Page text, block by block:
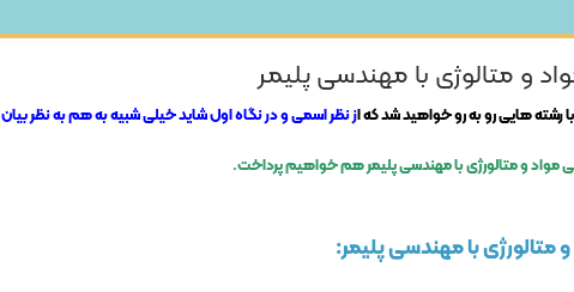
و متالوژی با مهندسی پلیمر
رشتههایی رو به رو خواهید شد که از نظر اسمی و در نگاه اول شاید خیلی شبیه به هم به نظر بیان
و متالورژی بامهندسی پلیمرهم خواهیم پرداخت.
با مهندسی پلیمر: